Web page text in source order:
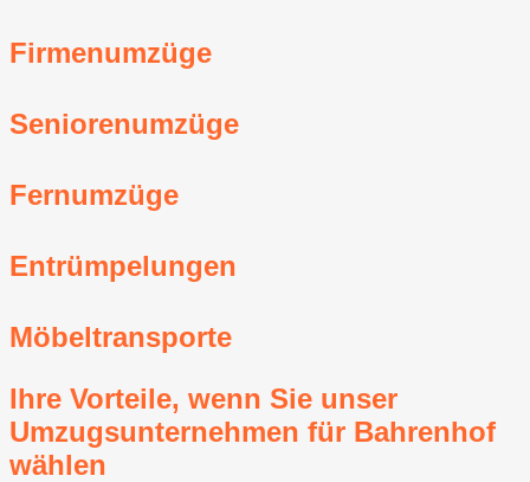
Firmenumzüge
Seniorenumzüge
Fernumzüge
Entrümpelungen
Möbeltransporte
Ihre Vorteile, wenn Sie unser
Umzugsunternehmen für Bahrenhof
wählen